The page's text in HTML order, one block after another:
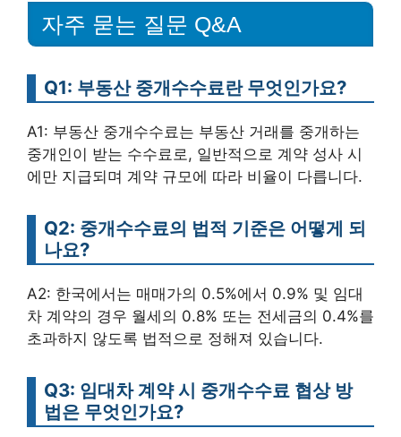
자주 묻는 질문 Q&A
Q1: 부동산 중개수수료란 무엇인가요?
A1: 부동산 중개수수료는 부동산 거래를 중개하는
중개인이 받는 수수료로, 일반적으로 계약 성사 시
에만 지급되며 계약 규모에 따라 비율이 다릅니다.
Q2: 중개수수료의 법적 기준은 어떻게 되
나요?
A2: 한국에서는 매매가의 0.5%에서 0.9% 및 임대
차 계약의 경우 월세의 0.8% 또는 전세금의 0.4%를
초과하지 않도록 법적으로 정해져 있습니다.
Q3: 임대차 계약 시 중개수수료 협상 방
법은 무엇인가요?